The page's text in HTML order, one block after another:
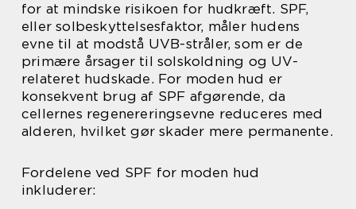
for at mindske risikoen for hudkræft. SPF,
eller solbeskyttelsesfaktor, måler hudens
evne til at modstå UVB-stråler, som er de
primære årsager til solskoldning og UV-
relateret hudskade. For moden hud er
konsekvent brug af SPF afgørende, da
cellernes regenereringsevne reduceres med
alderen, hvilket gør skader mere permanente.
Fordelene ved SPF for moden hud
inkluderer: